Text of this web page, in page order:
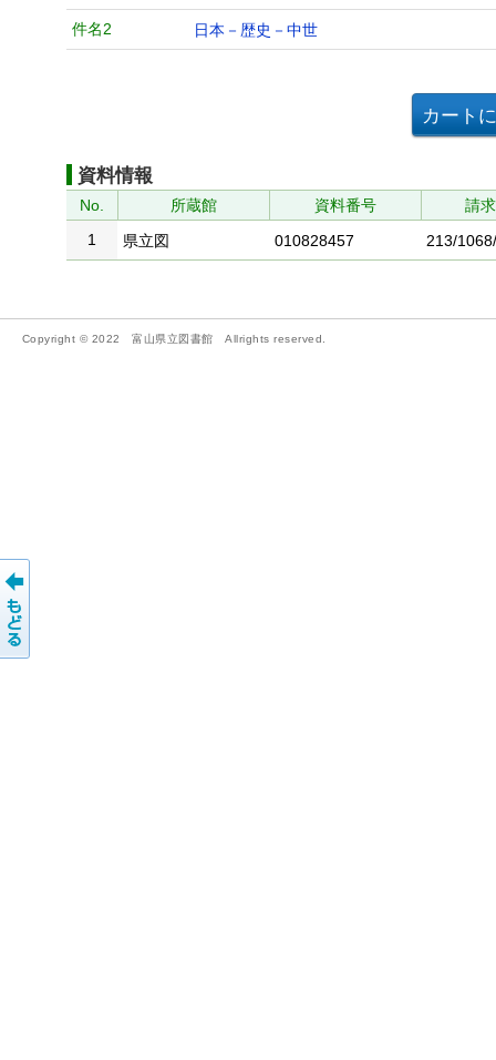
件名2 日本－歴史－中世
資料情報
No. 所蔵館 資料番号
請
1
県立図 010828457 213/
Copyright © 2022 富山県立図書館 Allrights reserved.